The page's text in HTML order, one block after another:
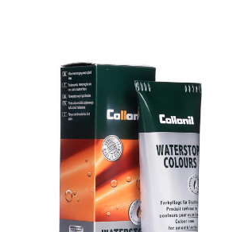
Farbige Pflege- und
Imprägniercreme
pflegt alle Glattleder und HighTech-